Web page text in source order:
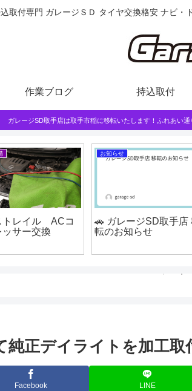
取付専門 ガレージＳＤ タイヤ交換格安 ナビ・
作業ブログ 持込取付
ガレージSD取手店は取手市稲に移転いたします！ふれあい
トレイル ACコ
ッサー交換
お知らせ
🚗 ガレージSD取手店
転のお知らせ
純正デイライトを加工取
Facebook LINE